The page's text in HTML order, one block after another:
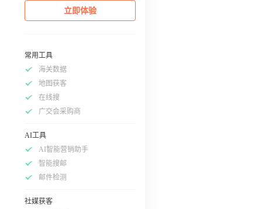
立即体验
常用工具
海关数据
地图获客
在线搜
广交会采购商
AI工具
AI智能营销助手
智能搜邮
邮件检测
社媒获客